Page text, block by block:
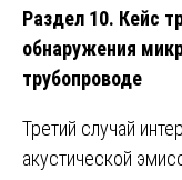
Раздел 10. Кейс
обнаружения
трубопроводе
Третий случай
акустической